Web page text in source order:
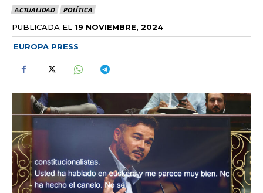
ACTUALIDAD POLÍTICA
PUBLICADA EL 19 NOVIEMBRE, 2024
EUROPA PRESS